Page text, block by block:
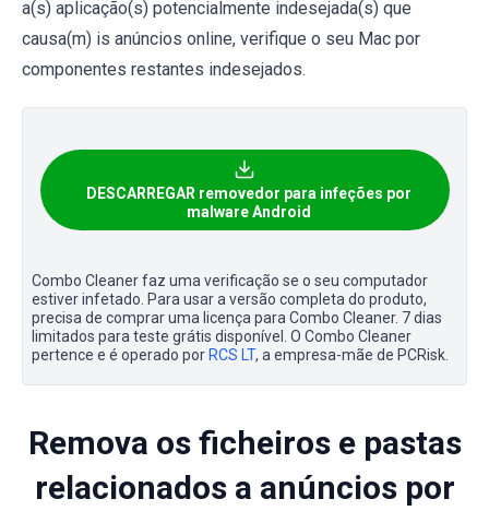
a(s) aplicação(s) potencialmente indesejada(s) que
causa(m) is anúncios online, verifique o seu Mac por
componentes restantes indesejados.
DESCARREGAR removedor para infeções por
malware Android
Combo Cleaner faz uma verificação se o seu computador
estiver infetado. Para usar a versão completa do produto,
precisa de comprar uma licença para Combo Cleaner. 7 dias
limitados para teste grátis disponível. O Combo Cleaner
pertence e é operado porRCS LT, a empresa-mãe de PCRisk.
Remova os ficheiros e pastas
relacionados a anúncios por